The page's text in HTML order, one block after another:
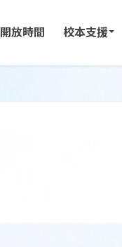
開放時間 校本支援